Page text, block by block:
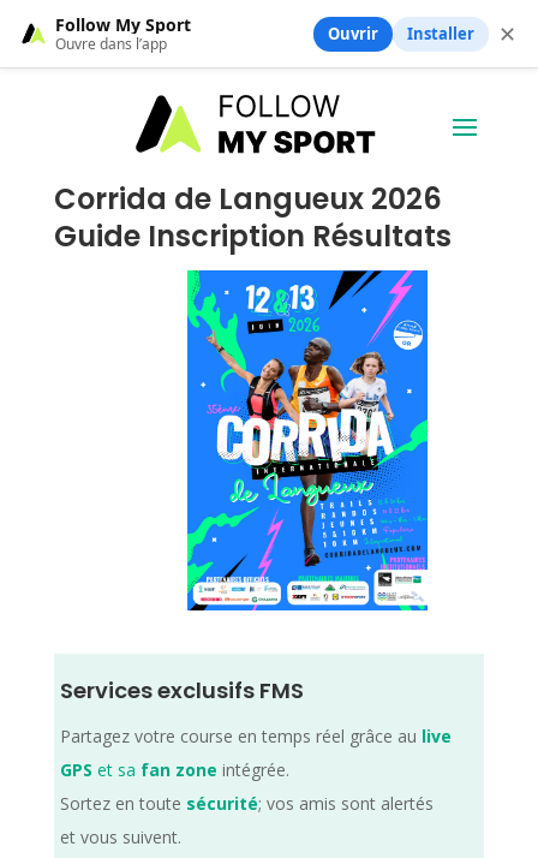
Corrida de Langueux 2026
Guide Inscription Résultats
Services exclusifs FMS
Partagez votre course en temps réel grâce au live
GPS et sa fan zone intégrée.
Sortez en toute sécurité; vos amis sont alertés
et vous suivent.
Follow My Sport
Ouvre dans l’app Ouvrir Installer ✕